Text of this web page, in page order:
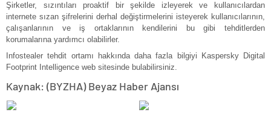
Şirketler, sızıntıları proaktif bir şekilde izleyerek ve kullanıcılardan
internete sızan şifrelerini derhal değiştirmelerini isteyerek kullanıcılarının,
çalışanlarının ve iş ortaklarının kendilerini bu gibi tehditlerden
korumalarına yardımcı olabilirler.
Infostealer tehdit ortamı hakkında daha fazla bilgiyi Kaspersky Digital
Footprint Intelligence web sitesinde bulabilirsiniz.
Kaynak: (BYZHA) Beyaz Haber Ajansı